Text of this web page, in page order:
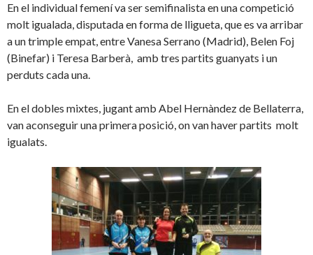
En el individual femení va ser semifinalista en una competició
molt igualada, disputada en forma de lligueta, que es va arribar
a un trimple empat, entre Vanesa Serrano (Madrid), Belen Foj
(Binefar) i Teresa Barberà, amb tres partits guanyats i un
perduts cada una.
En el dobles mixtes, jugant amb Abel Hernàndez de Bellaterra,
van aconseguir una primera posició, on van haver partits molt
igualats.